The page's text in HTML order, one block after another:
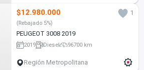
$12.980.000 1
(Rebajado 5%)
PEUGEOT 3008 2019
2019 Diesel 96700 km
Región Metropolitana